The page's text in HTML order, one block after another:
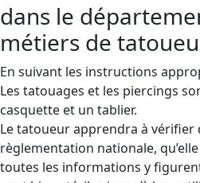
dans le
métiers de
En suivant les instructions
Les tatouages ​​et les piercings
casquette et un tablier.
Le tatoueur apprendra à vérifier
règlementation nationale,
toutes les informations y